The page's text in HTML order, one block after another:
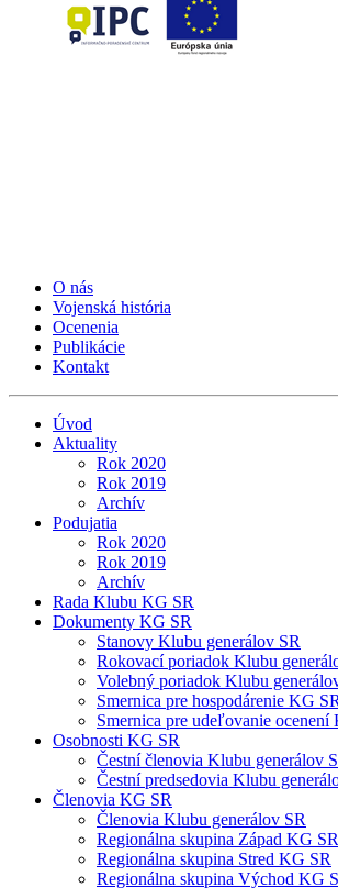
O nás
Vojenská história
Ocenenia
Publikácie
Kontakt
Úvod
Aktuality
Rok 2020
Rok 2019
Archív
Podujatia
Rok 2020
Rok 2019
Archív
Rada Klubu KG SR
Dokumenty KG SR
Stanovy Klubu generálov SR
Rokovací poriadok Klubu
Volebný poriadok Klubu
Smernica pre hospodárenie KG SR
Smernica pre udeľovanie ocenení
Osobnosti KG SR
Čestní členovia Klubu generálov
Čestní predsedovia Klubu
Členovia KG SR
Členovia Klubu generálov SR
Regionálna skupina Západ KG SR
Regionálna skupina Stred KG SR
Regionálna skupina Východ KG